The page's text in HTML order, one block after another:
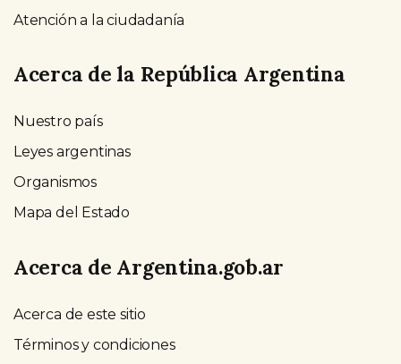
Atención a la ciudadanía
Acerca de la República Argentina
Nuestro país
Leyes argentinas
Organismos
Mapa del Estado
Acerca de Argentina.gob.ar
Acerca de este sitio
Términos y condiciones